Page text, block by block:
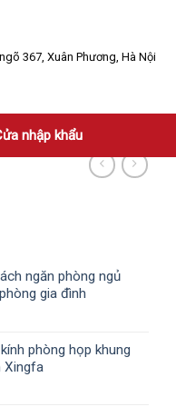
367, Xuân Phương, Hà Nội
nhập khẩu
ngăn phòng ngủ
gia đình
phòng họp khung
Xingfa